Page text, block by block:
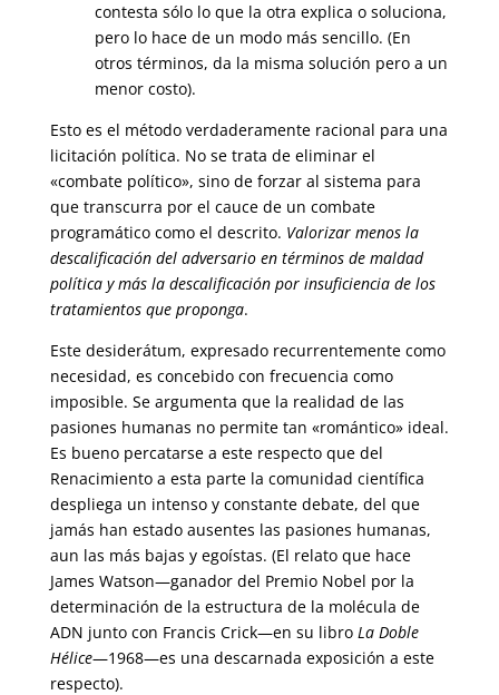
contesta sólo lo que la otra explica o soluciona,
pero lo hace de un modo más sencillo. (En
otros términos, da la misma solución pero a un
menor costo).
Esto es el método verdaderamente racional para una
licitación política. No se trata de eliminar el
«combate político», sino de forzar al sistema para
que transcurra por el cauce de un combate
programático como el descrito. Valorizar menos la
descalificación del adversario en términos de maldad
política y más la descalificación por insuficiencia de los
tratamientos que proponga.
Este desiderátum, expresado recurrentemente como
necesidad, es concebido con frecuencia como
imposible. Se argumenta que la realidad de las
pasiones humanas no permite tan «romántico» ideal.
Es bueno percatarse a este respecto que del
Renacimiento a esta parte la comunidad científica
despliega un intenso y constante debate, del que
jamás han estado ausentes las pasiones humanas,
aun las más bajas y egoístas. (El relato que hace
James Watson—ganador del Premio Nobel por la
determinación de la estructura de la molécula de
ADN junto con Francis Crick—en su libro La Doble
Hélice—1968—es una descarnada exposición a este
respecto).